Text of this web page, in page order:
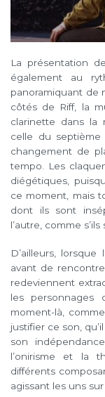
La présentation
également au
panoramiquant de
côtés de Riff, la
clarinette dans la
celle du
changement de
tempo. Les
diégétiques,
ce moment, mais
dont ils sont
l’autre, comme
D’ailleurs,
avant de
redeviennent
les personnages
moment-là,
justifier ce son,
son
l’onirisme et la
différents
agissant les uns